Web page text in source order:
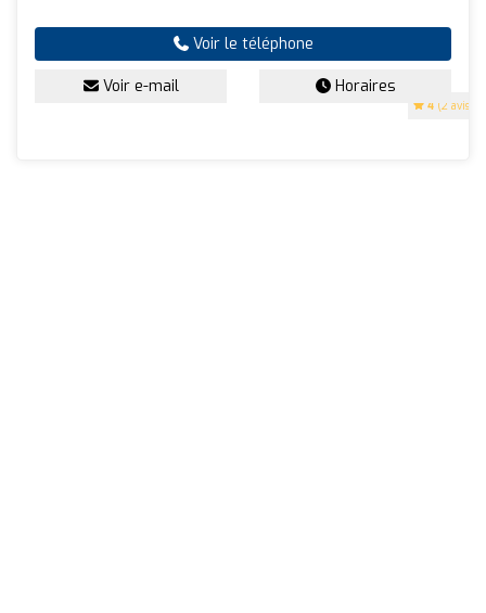
4 (2 avis)
Voir le téléphone
Voir e-mail Horaires